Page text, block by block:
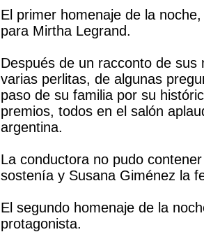
El primer homenaje de la
para Mirtha Legrand.
Después de un racconto de
varias perlitas, de algunas
paso de su familia por su
premios, todos en el salón
argentina.
La conductora no pudo
sostenía y Susana Giménez la
El segundo homenaje de la
protagonista.